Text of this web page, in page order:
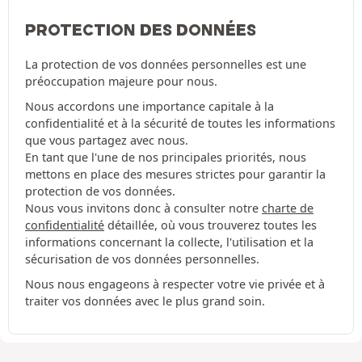
PROTECTION DES DONNÉES
La protection de vos données personnelles est une
préoccupation majeure pour nous.
Nous accordons une importance capitale à la
confidentialité et à la sécurité de toutes les informations
que vous partagez avec nous.
En tant que l'une de nos principales priorités, nous
mettons en place des mesures strictes pour garantir la
protection de vos données.
Nous vous invitons donc à consulter notre charte de
confidentialité détaillée, où vous trouverez toutes les
informations concernant la collecte, l'utilisation et la
sécurisation de vos données personnelles.
Nous nous engageons à respecter votre vie privée et à
traiter vos données avec le plus grand soin.